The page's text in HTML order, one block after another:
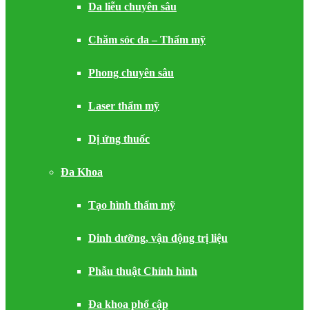
Da liễu chuyên sâu
Chăm sóc da – Thẩm mỹ
Phong chuyên sâu
Laser thẩm mỹ
Dị ứng thuốc
Đa Khoa
Tạo hình thẩm mỹ
Dinh dưỡng, vận động trị liệu
Phẫu thuật Chỉnh hình
Đa khoa phổ cập